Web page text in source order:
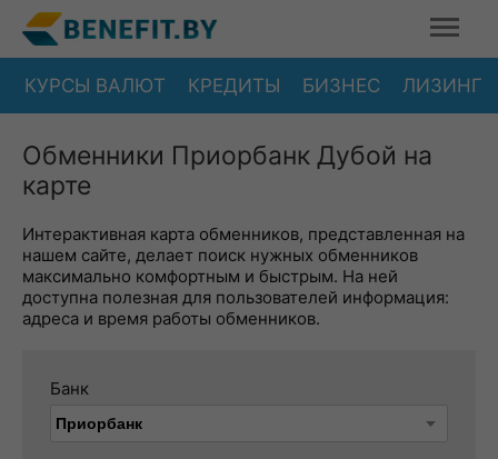
КУРСЫ ВАЛЮТ КРЕДИТЫ БИЗНЕС ЛИЗИНГ
Обменники Приорбанк Дубой на
карте
Интерактивная карта обменников, представленная на
нашем сайте, делает поиск нужных обменников
максимально комфортным и быстрым. На ней
доступна полезная для пользователей информация:
адреса и время работы обменников.
Банк